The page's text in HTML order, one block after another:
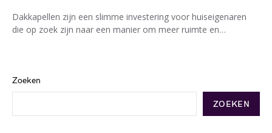
Dakkapellen zijn een slimme investering voor huiseigenaren
die op zoek zijn naar een manier om meer ruimte en…
Zoeken
ZOEKEN